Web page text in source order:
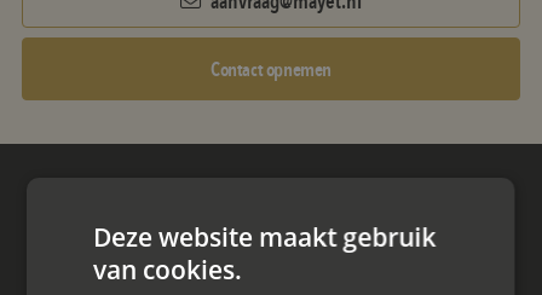
Contact opnemen
Den Berg 16A
4661 KZ Halsteren,
Deze website maakt gebruik
van cookies.